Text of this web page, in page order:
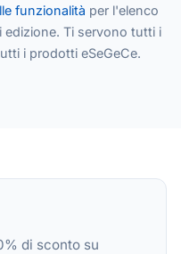
funzionalità per l'elenco
Ti servono tutti i
i prodotti eSeGeCe.
di sconto su